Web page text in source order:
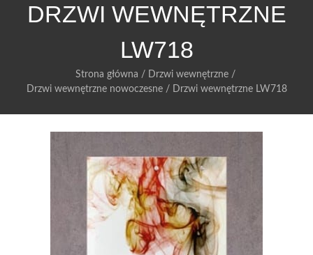
DRZWI WEWNĘTRZNE
LW718
Strona główna / Drzwi wewnętrzne/
Drzwi wewnętrzne nowoczesne/ Drzwi wewnętrzne LW718